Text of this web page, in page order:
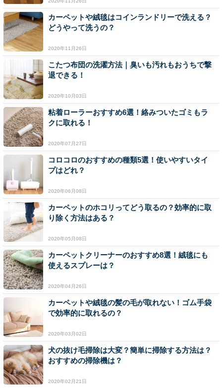
カーペットや絨毯はコインランドリーで洗える？
どうやって洗うの？
2020年11月26日
こたつ布団の洗濯方法｜臭いも汚れもおうちで撃
退できる！
2020年10月03日
粘着ローラーおすすめ6選！絡みついたゴミもラ
クに取れる！
2020年07月27日
コロコロのおすすめの種類5選！使いやすいタイ
プはどれ？
2020年06月08日
カーペットのホコリってどう取るの？効率的に取
り除く方法はある？
2020年05月08日
カーペットクリーナーのおすすめ8選！絨毯にも
使えるスプレーは？
2020年04月26日
カーペットや絨毯の髪の毛が取れない！ゴム手袋
で効率的に取れるの？
2020年03月02日
犬の抜け毛掃除は大変？簡単に掃除する方法は？
おすすめの掃除機は？
2020年02月21日